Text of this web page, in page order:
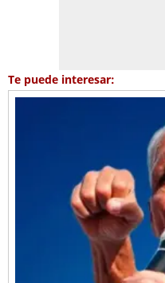
Te puede interesar: